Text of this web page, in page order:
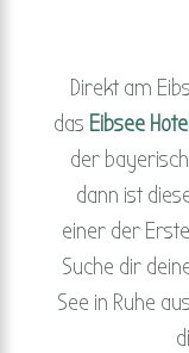
Direkt am
das Eibsee
der
dann ist
einer der
Suche dir
See in Ruhe